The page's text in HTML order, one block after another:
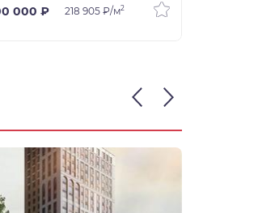
000 ₽
218 905 ₽/м2